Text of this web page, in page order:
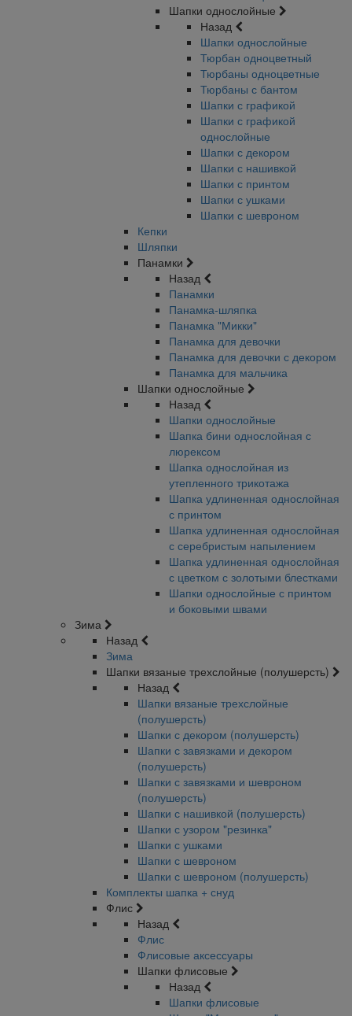
Шапки однослойные
Назад
Шапки однослойные
Тюрбан одноцветный
Тюрбаны одноцветные
Тюрбаны с бантом
Шапки с графикой
Шапки с графикой
однослойные
Шапки с декором
Шапки с нашивкой
Шапки с принтом
Шапки с ушками
Шапки с шевроном
Кепки
Шляпки
Панамки
Назад
Панамки
Панамка-шляпка
Панамка "Микки"
Панамка для девочки
Панамка для девочки с декором
Панамка для мальчика
Шапки однослойные
Назад
Шапки однослойные
Шапка бини однослойная с
люрексом
Шапка однослойная из
утепленного трикотажа
Шапка удлиненная однослойная
с принтом
Шапка удлиненная однослойная
с серебристым напылением
Шапка удлиненная однослойная
с цветком с золотыми блестками
Шапки однослойные с принтом
и боковыми швами
Зима
Назад
Зима
Шапки вязаные трехслойные (полушерсть)
Назад
Шапки вязаные трехслойные
(полушерсть)
Шапки с декором (полушерсть)
Шапки с завязками и декором
(полушерсть)
Шапки с завязками и шевроном
(полушерсть)
Шапки с нашивкой (полушерсть)
Шапки с узором "резинка"
Шапки с ушками
Шапки с шевроном
Шапки с шевроном (полушерсть)
Комплекты шапка + снуд
Флис
Назад
Флис
Флисовые аксессуары
Шапки флисовые
Назад
Шапки флисовые